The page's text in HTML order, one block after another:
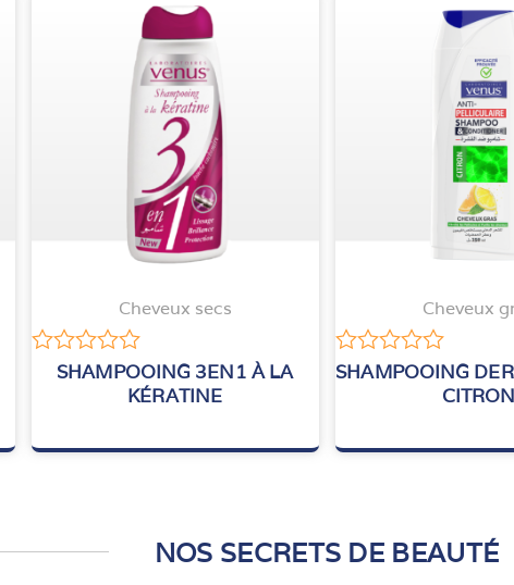
Cheveux secs
NoteSHAMPOOING 3EN1 À LA
KÉRATINE
Cheveux
Note
SHAMPOOING
CITRON
NOS SECRETS DE BEAUTÉ